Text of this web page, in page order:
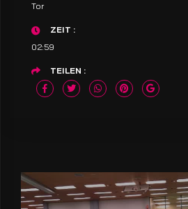
Tor
ZEIT
02:59
TEILEN